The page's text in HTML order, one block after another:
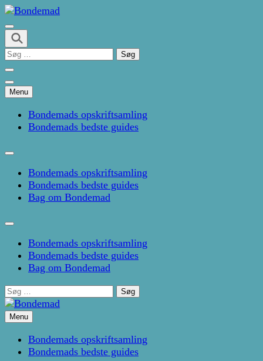
Skip
to
content
(Press
Enter)
Bondemad
Kage- og madblog af Pernille Janbæk
Søg
Menu
Bondemads opskriftsamling
Bondemads bedste guides
Bondemads opskriftsamling
Bondemads bedste guides
Bag om Bondemad
Bondemads opskriftsamling
Bondemads bedste guides
Bag om Bondemad
Søg
efter:
Bondemad
Kage- og madblog af Pernille Janbæk
Menu
Bondemads opskriftsamling
Bondemads bedste guides